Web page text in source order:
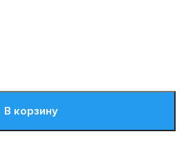
В корзину